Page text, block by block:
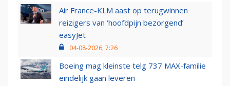
Air France-KLM aast op terugwinnen
reizigers van ‘hoofdpijn bezorgend’
easyJet
04-08-2026, 7:26
Boeing mag kleinste telg 737 MAX-familie
eindelijk gaan leveren